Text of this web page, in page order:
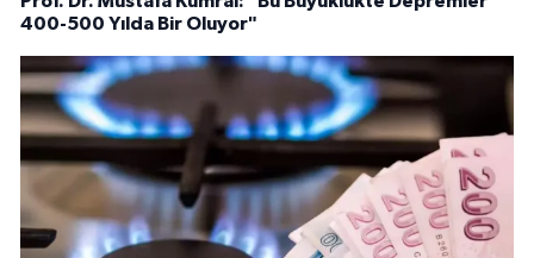
400-500 Yılda Bir Oluyor"